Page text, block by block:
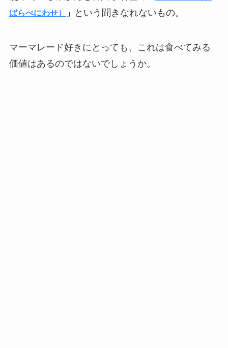
ばらべにわせ）
」 という聞きなれないもの。
マーマレード好きにとっても、これは食べてみる
価値はあるのではないでしょうか。